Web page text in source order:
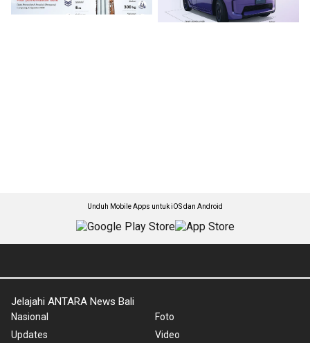
Unduh Mobile Apps untuk iOS dan Android
Jelajahi ANTARA News Bali
Nasional
Updates
Foto
Video